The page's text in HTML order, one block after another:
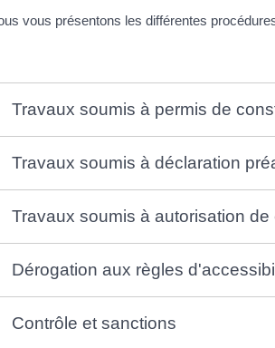
vous présentons les différentes
Travaux soumis à permis de
Travaux soumis à déclaration
Travaux soumis à autorisation
Dérogation aux règles
Contrôle et sanctions